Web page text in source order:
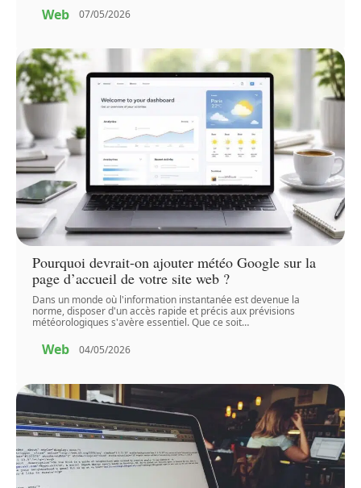
Web 07/05/2026
Pourquoi devrait-on ajouter météo Google sur la
page d’accueil de votre site web ?
Dans un monde où l'information instantanée est devenue la
norme, disposer d'un accès rapide et précis aux prévisions
météorologiques s'avère essentiel. Que ce soit…
Web 04/05/2026